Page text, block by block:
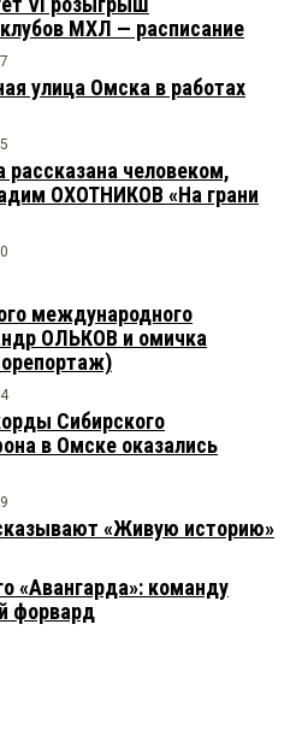
МХЛ — расписание
улица Омска в работах
человеком,
ОХОТНИКОВ «На грани
международного
ОЛЬКОВ и омичка
Сибирского
в Омске оказались
«Живую историю»
«Авангарда»: команду
форвард